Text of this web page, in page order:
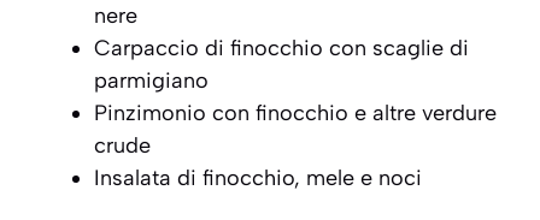
nere
Carpaccio di finocchio con scaglie di
parmigiano
Pinzimonio con finocchio e altre verdure
crude
Insalata di finocchio, mele e noci